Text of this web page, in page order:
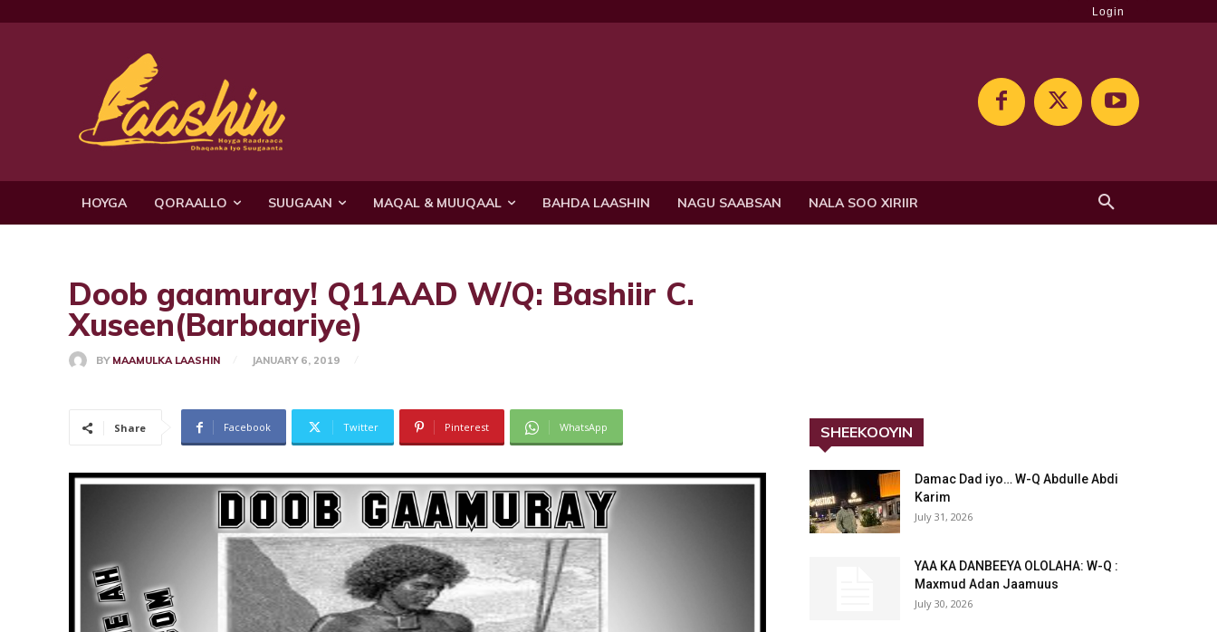
Login
HOYGA QORAALLO SUUGAAN MAQAL & MUUQAAL BAHDA LAASHIN NAGU SAABSAN NALA SOO XIRIIR
Doob gaamuray! Q11AAD W/Q: Bashiir C.
Xuseen(Barbaariye)
BY MAAMULKA LAASHIN JANUARY 6, 2019
Share Facebook Twitter Pinterest WhatsApp SHEEKOOYIN
Damac Dad iyo… W-Q Abdulle Abdi
Karim
July 31, 2026
YAA KA DANBEEYA OLOLAHA: W-Q :
Maxmud Adan Jaamuus
July 30, 2026